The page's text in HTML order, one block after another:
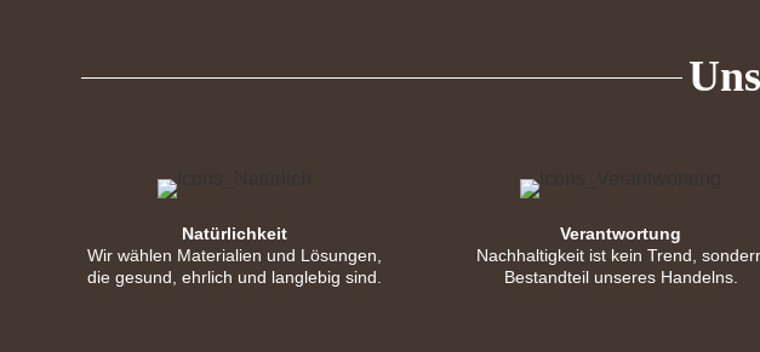
Natürlichkeit
Wir wählen Materialien und Lösungen,
die gesund, ehrlich und langlebig sind.
Verantwortung
Nachhaltigkeit ist kein Trend,
Bestandteil unseres Handelns.